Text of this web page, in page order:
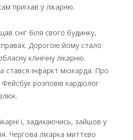
приїхав у лікарню.
сніг біля свого будинку,
Дорогою йому стало
клінічну лікарню.
стався інфаркт міокарда. Про
Фейсбук розповів кардіолог
і, задихаючись, зайшов у
Чергова лікарка миттєво